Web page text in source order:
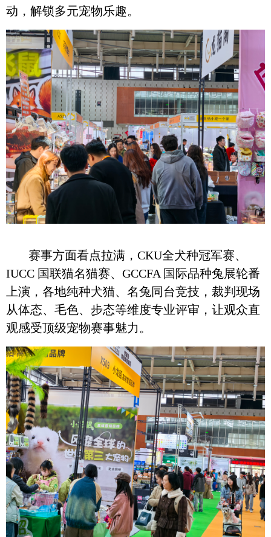
动，解锁多元宠物乐趣。
赛事方面看点拉满，CKU全犬种冠军赛、
IUCC 国联猫名猫赛、GCCFA 国际品种兔展轮番
上演，各地纯种犬猫、名兔同台竞技，裁判现场
从体态、毛色、步态等维度专业评审，让观众直
观感受顶级宠物赛事魅力。